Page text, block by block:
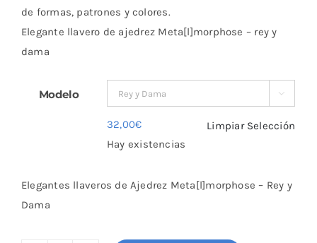
de formas, patrones y colores.
Elegante llavero de ajedrez Meta[l]morphose – rey y
dama
Modelo 
32,00€
Hay existencias
Limpiar Selección
Elegantes llaveros de Ajedrez Meta[l]morphose – Rey y
Dama